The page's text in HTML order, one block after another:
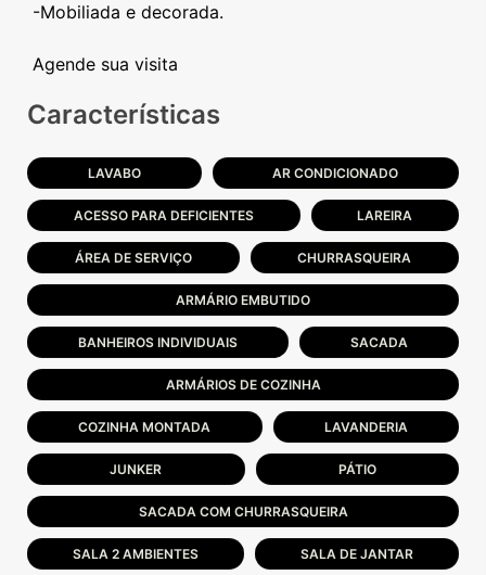
-Mobiliada e decorada.
Características
LAVABO AR CONDICIONADO
ACESSO PARA DEFICIENTES LAREIRA
ÁREA DE SERVIÇO CHURRASQUEIRA
ARMÁRIO EMBUTIDO
BANHEIROS INDIVIDUAIS SACADA
ARMÁRIOS DE COZINHA
COZINHA MONTADA LAVANDERIA
JUNKER PÁTIO
SACADA COM CHURRASQUEIRA
SALA 2 AMBIENTES SALA DE JANTAR